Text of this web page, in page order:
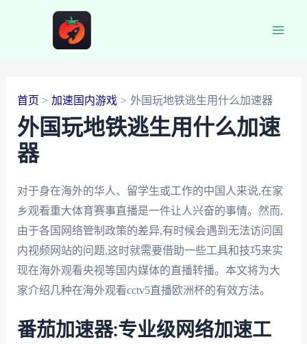
首页 加速国内游戏 外国玩地铁逃生用什么加速器
外国玩地铁逃生用什么加速
器
对于身在海外的华人、留学生或工作的中国人来说,在家
乡观看重大体育赛事直播是一件让人兴奋的事情。然而,
由于各国网络管制政策的差异,有时候会遇到无法访问国
内视频网站的问题,这时就需要借助一些工具和技巧来实
现在海外观看央视等国内媒体的直播转播。本文将为大
家介绍几种在海外观看cctv5直播欧洲杯的有效方法。
番茄加速器:专业级网络加速工